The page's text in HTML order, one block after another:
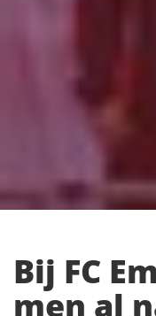
Bij FC
men al